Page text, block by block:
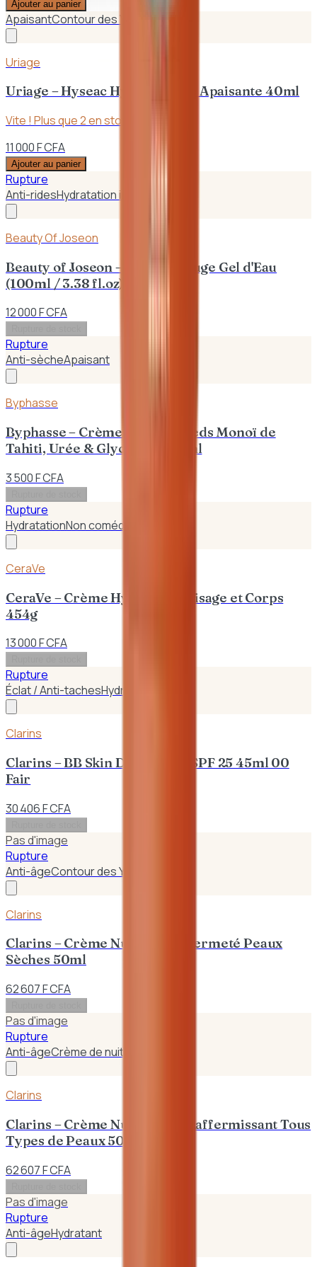
Ajouter au panier
ApaisantContour des Yeux
Uriage
Uriage – Hyseac Hydra Crème Apaisante 40ml
Vite ! Plus que2en stock
11 000 F CFA
Ajouter au panier
Rupture
Anti-ridesHydratation intense
Beauty Of Joseon
Beauty of Joseon – Haricot Rouge Gel d'Eau
(100ml / 3.38 fl.oz)
12 000 F CFA
Rupture
Anti-sècheApaisant
Byphasse
Byphasse – Crème Confort Pieds Monoï de
Tahiti, Urée & Glycérine 150ml
3 500 F CFA
Rupture
HydratationNon comédogène
CeraVe
CeraVe – Crème Hydratante Visage et Corps
454g
13 000 F CFA
Rupture
Éclat / Anti-tachesHydratant
Clarins
Clarins – BB Skin Detox Fluid SPF 25 45ml 00
Fair
30 406 F CFA
Pas d'image
Rupture
Anti-âgeContour des Yeux
Clarins
Clarins – Crème Nuit Extra – Fermeté Peaux
Sèches 50ml
62 607 F CFA
Pas d'image
Rupture
Anti-âgeCrème de nuit
Clarins
Clarins – Crème Nuit Extra – Raffermissant Tous
Types de Peaux 50ml
62 607 F CFA
Pas d'image
Rupture
Anti-âgeHydratant